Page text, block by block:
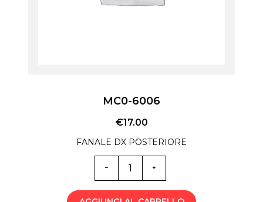
MC0-6006
€17.00
FANALE DX POSTERIORE
MC0-
6006
quantità